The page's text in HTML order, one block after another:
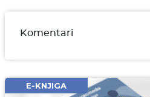
Komentari
Email* obavezno
E-KNJIGA